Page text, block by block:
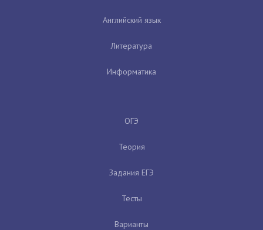
Английский язык
Литература
Информатика
ОГЭ
Теория
Задания ЕГЭ
Тесты
Варианты